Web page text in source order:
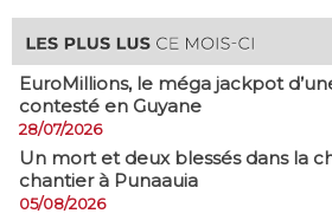
EuroMillions, ​le méga jackpot
contesté en Guyane
28/07/2026
​Un mort et deux blessés dans la
chantier à Punaauia
05/08/2026